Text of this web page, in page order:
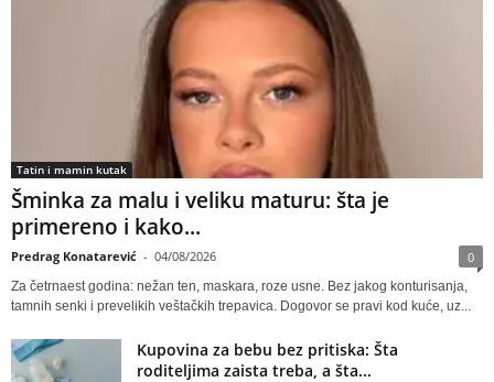
Tatin i mamin kutak
Šminka za malu i veliku maturu: šta je
primereno i kako...
Predrag Konatarević - 04/08/2026 0
Za četrnaest godina: nežan ten, maskara, roze usne. Bez jakog konturisanja,
tamnih senki i prevelikih veštačkih trepavica. Dogovor se pravi kod kuće, uz...
Kupovina za bebu bez pritiska: Šta
roditeljima zaista treba, a šta...